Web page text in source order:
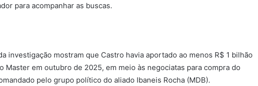
para acompanhar as buscas.
investigação mostram que Castro havia aportado ao menos R$ 1 bilhão
Master em outubro de 2025, em meio às negociatas para compra do
pelo grupo político do aliado Ibaneis Rocha (MDB).